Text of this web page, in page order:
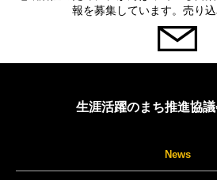
報を募集しています。売り込
生涯活躍のまち推進協
News